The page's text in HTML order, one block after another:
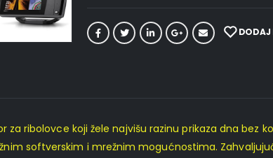
DODAJ
za ribolovce koji žele najvišu razinu prikaza dna
softverskim i mrežnim mogućnostima.